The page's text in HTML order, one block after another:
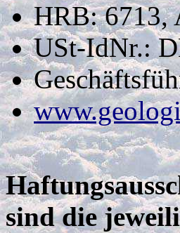
HRB: 6713,
USt-IdNr.:
sind die